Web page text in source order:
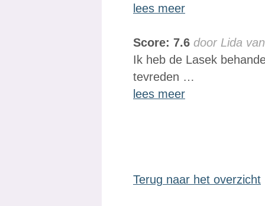
lees meer
Score: 7.6 door Lida
Ik heb de Lasek
tevreden …
lees meer
Terug naar het overzicht